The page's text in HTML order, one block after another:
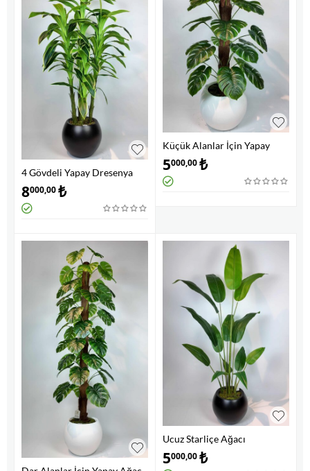
4 Gövdeli Yapay Dresenya
Ağacı
8000,00₺
Küçük Alanlar İçin Yapay
Ağaç
5000,00₺
Ucuz Starliçe Ağacı
5000,00₺